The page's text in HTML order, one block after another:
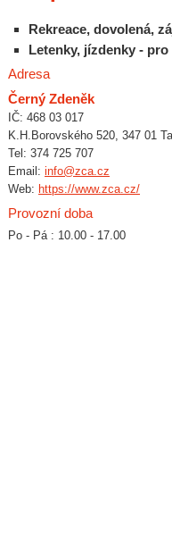
Rekreace, dovolená,
Letenky, jízdenky -
Adresa
Černý Zdeněk
IČ: 468 03 017
K.H.Borovského 520, 347 01
Tel: 374 725 707
Email: info@zca.cz
Web: https://www.zca.cz/
Provozní doba
Po - Pá : 10.00 - 17.00